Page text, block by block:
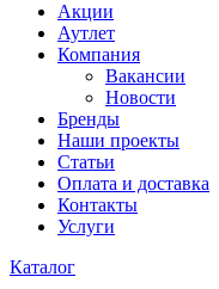
Акции
Аутлет
Компания
Вакансии
Новости
Бренды
Наши проекты
Статьи
Оплата и доставка
Контакты
Услуги
Каталог